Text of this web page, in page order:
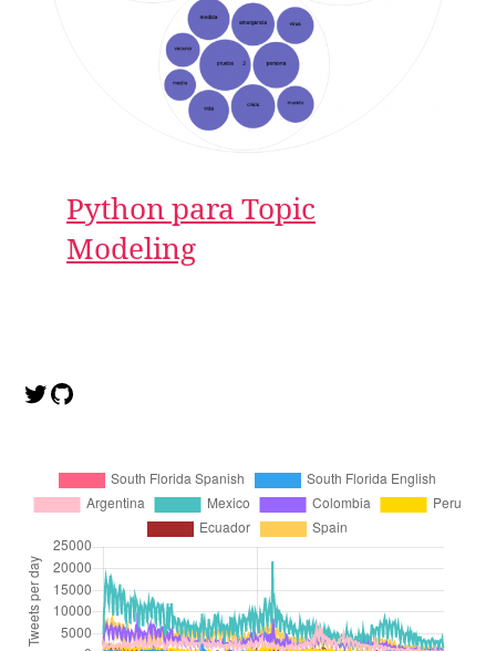
Python para Topic
Modeling
Twitter
GitHub